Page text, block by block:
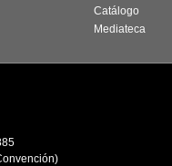
Catálogo
Mediateca